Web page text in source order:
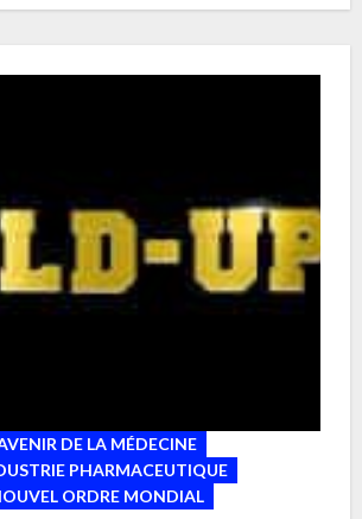
DE LA MÉDECINE
PHARMACEUTIQUE
ORDRE MONDIAL